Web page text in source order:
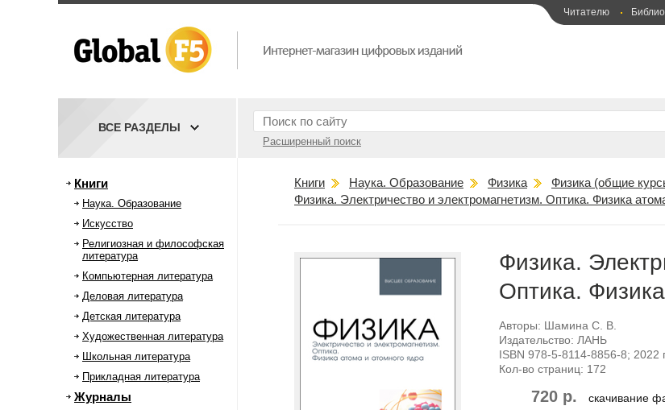
Читателю
Расширенный поиск
ВСЕ РАЗДЕЛЫ
Книги
Наука. Образование
Искусство
Религиозная и философская
литература
Компьютерная литература
Деловая литература
Детская литература
Художественная литература
Школьная литература
Прикладная литература
Журналы
Книги Наука. Образование Физика Физика (общие
Физика. Электричество и электромагнетизм. Оптика. Физика
Физика.
Оптика.
Авторы: Шамина С. В.
Издательство: ЛАНЬ
ISBN 978-5-8114-8856-8; 2022
Кол-во страниц: 172
720 р. скачивание